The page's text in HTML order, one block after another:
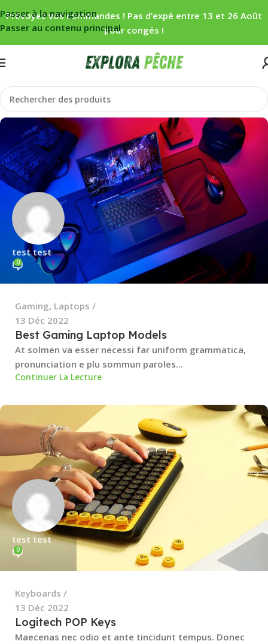
Passer à la navigation
Passer au contenu principal
Prévoyez vos commandes ! Pas d’expé entre 13 et 26 Août
pour congés !
test test
0
Gaming, Laptops
13 Déc 2022
Best Gaming Laptop Models
At solmen va esser necessi far uniform grammatica,
pronunciation e plu sommun paroles...
Continuer La Lecture
test test
0
Keyboards
13 Déc 2022
Logitech POP Keys
Maecenas nec odio et ante tincidunt tempus. Donec